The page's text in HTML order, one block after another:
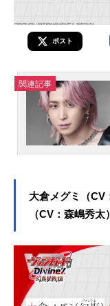
ポスト
関連記事
大倉メグミ（CV
（CV：森嶋秀太）